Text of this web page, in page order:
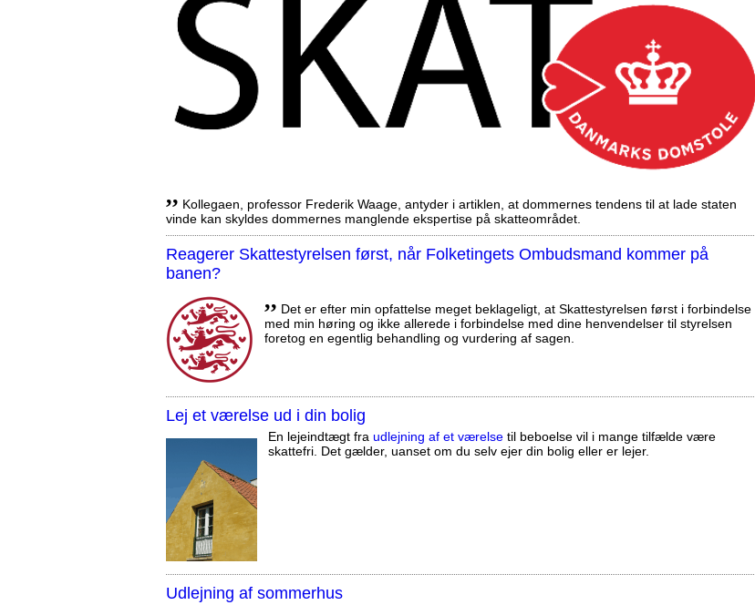
,, Kollegaen, professor Frederik Waage, antyder i artiklen, at dommernes tendens til at lade staten
vinde kan skyldes dommernes manglende ekspertise på skatteområdet.
Reagerer Skattestyrelsen først, når Folketingets Ombudsmand kommer på
banen?
,, Det er efter min opfattelse meget beklageligt, at Skattestyrelsen først i forbindelse
med min høring og ikke allerede i forbindelse med dine henvendelser til styrelsen
foretog en egentlig behandling og vurdering af sagen.
Lej et værelse ud i din bolig
En lejeindtægt fra udlejning af et værelse til beboelse vil i mange tilfælde være
skattefri. Det gælder, uanset om du selv ejer din bolig eller er lejer.
Udlejning af sommerhus